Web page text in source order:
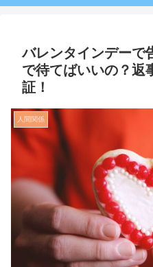
バレンタインデーで
で待てばいいの？返
証！
人間関係